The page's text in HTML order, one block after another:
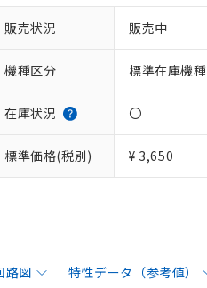
販売状況 販売中
機種区分 標準在庫機種
在庫状況 〇
標準価格(税別) ¥ 3,650
路図 特性データ（参考値）